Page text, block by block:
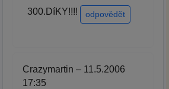
300.DíKY!!!!
odpovědět
Crazymartin – 11.5.2006
17:35